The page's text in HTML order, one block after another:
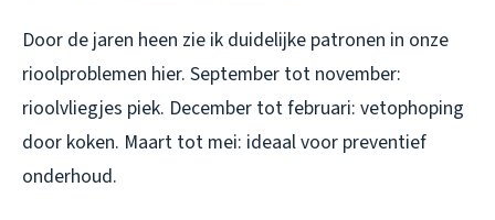
Door de jaren heen zie ik duidelijke patronen in onze
rioolproblemen hier. September tot november:
rioolvliegjes piek. December tot februari: vetophoping
door koken. Maart tot mei: ideaal voor preventief
onderhoud.